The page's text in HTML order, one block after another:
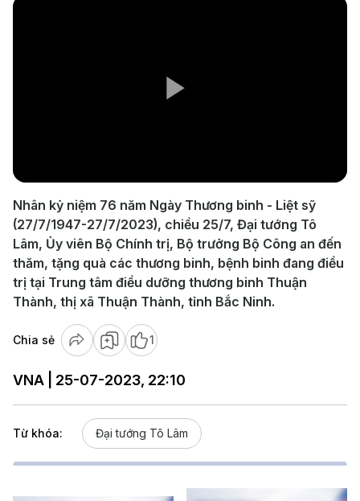
Video
Nhân kỷ niệm 76 năm Ngày Thương binh - Liệt sỹ
(27/7/1947-27/7/2023), chiều 25/7, Đại tướng Tô
Lâm, Ủy viên Bộ Chính trị, Bộ trưởng Bộ Công an đến
thăm, tặng quà các thương binh, bệnh binh đang điều
trị tại Trung tâm điều dưỡng thương binh Thuận
Thành, thị xã Thuận Thành, tỉnh Bắc Ninh.
Chia sẻ 1
VNA | 25-07-2023, 22:10
Từ khóa: Đại tướng Tô Lâm